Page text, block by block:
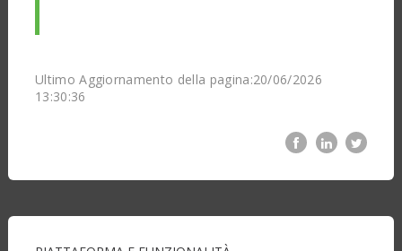
Ultimo Aggiornamento della pagina:20/06/2026
13:30:36